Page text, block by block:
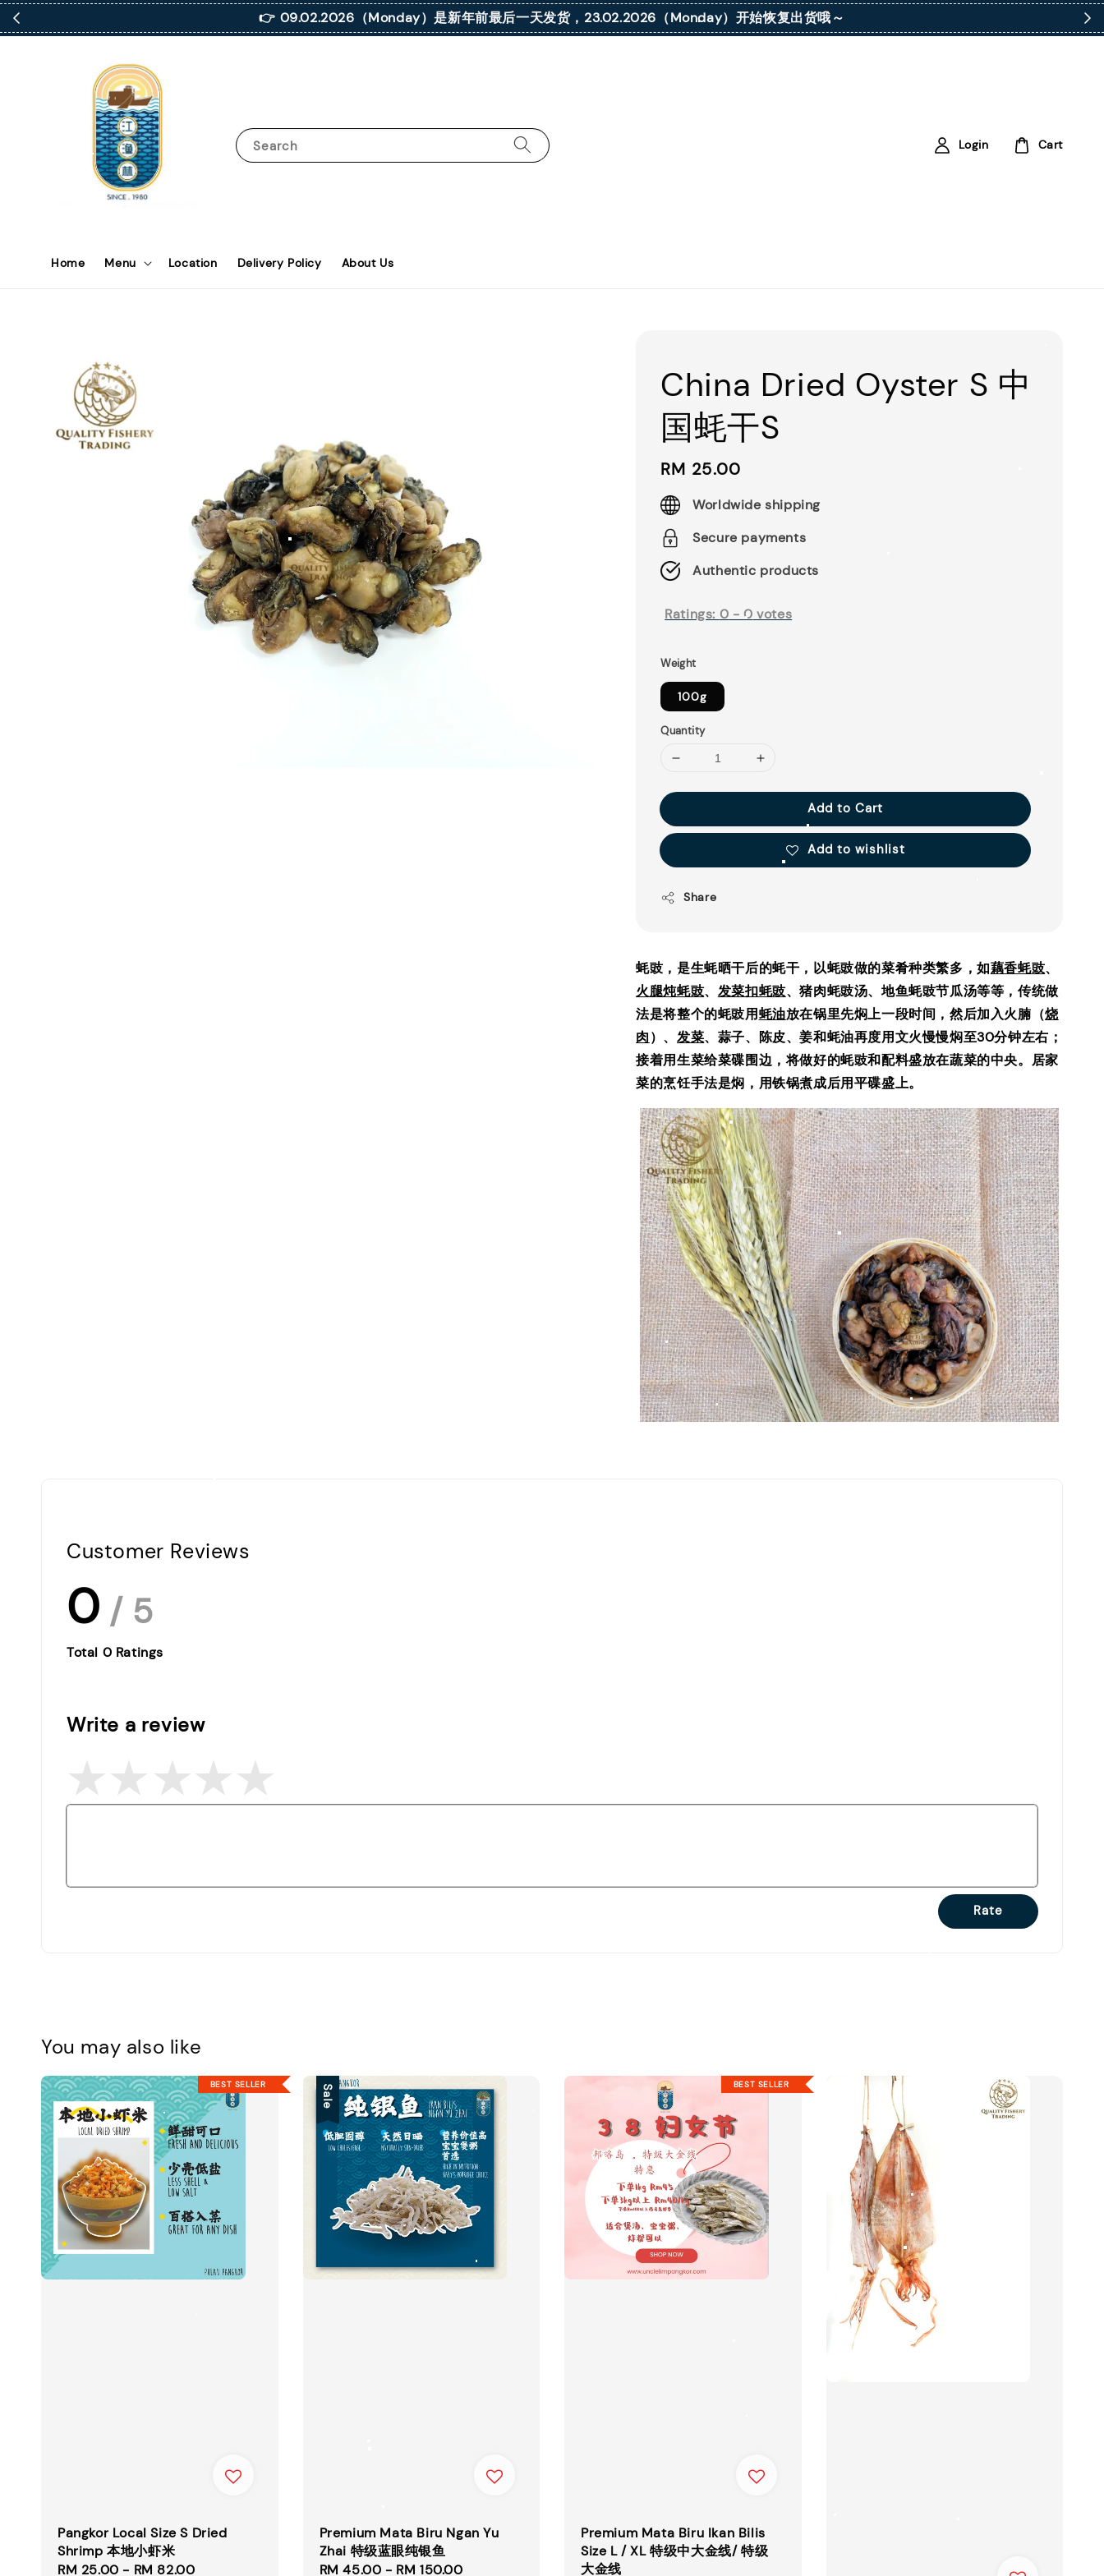
👉 09.02.2026（Monday）是新年前最后一天发货，23.02.2026（Monday）开始恢复出货哦～
Search
Home Menu Location Delivery Policy About Us
Login Cart
China Dried Oyster S 中
国蚝干S
Regular
price
RM 25.00
Worldwide shipping
Secure payments
Authentic products
Ratings: 0 -0 votes
Weight
100g
Quantity
Add to Cart
Add to wishlist
Share
蚝豉，是生蚝晒干后的蚝干，以蚝豉做的菜肴种类繁多，如藕香蚝豉、
火腿炖蚝豉、 发菜扣蚝豉、猪肉蚝豉汤、地鱼蚝豉节瓜汤等等，传统做
法是将整个的蚝豉用蚝油放在锅里先焖上一段时间，然后加入火腩（烧
肉）、 发菜、蒜子、陈皮、姜和蚝油再度用文火慢慢焖至30分钟左右；
接着用生菜给菜碟围边，将做好的蚝豉和配料盛放在蔬菜的中央。居家
菜的烹饪手法是焖，用铁锅煮成后用平碟盛上。
Customer Reviews
0 / 5
Total 0 Ratings
Write a review
Rate
You may also like
BEST SELLER
Pangkor Local Size S Dried
Shrimp 本地小虾米
Sale
RM 25.00 - RM 82.00
Sale
Premium Mata Biru Ngan Yu
Zhai 特级蓝眼纯银鱼
Sale
RM 45.00 - RM 150.00
BEST SELLER
Premium Mata Biru Ikan Bilis
Size L / XL 特级中大金线/ 特级
大金线